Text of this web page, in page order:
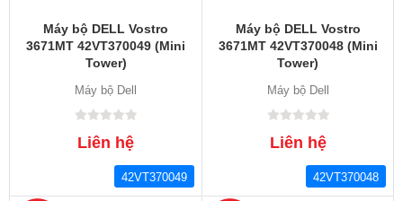
Máy bộ DELL Vostro
3671MT 42VT370049 (Mini
Tower)
Máy bộ Dell
Liên hệ
42VT370049
Máy bộ DELL Vostro
3671MT 42VT370048 (Mini
Tower)
Máy bộ Dell
Liên hệ
42VT370048